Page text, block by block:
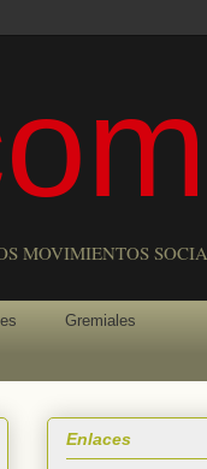
MOVIMIENTOS
Gremiales
Enlaces